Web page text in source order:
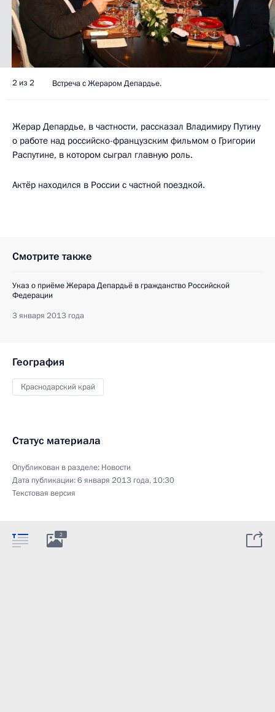
2 из 2 Встреча с Жераром Депардье.
Жерар Депардье, в частности, рассказал Владимиру Путину
о работе над российско-французским фильмом о Григории
Распутине, в котором сыграл главную роль.
Актёр находился в России с частной поездкой.
Смотрите также
Указ о приёме Жерара Депардьё в гражданство Российской
Федерации
3 января 2013 года
География
Краснодарский край
Статус материала
Опубликован в разделе: Новости
Дата публикации:6 января 2013 года, 10:30
Текстовая версия
2